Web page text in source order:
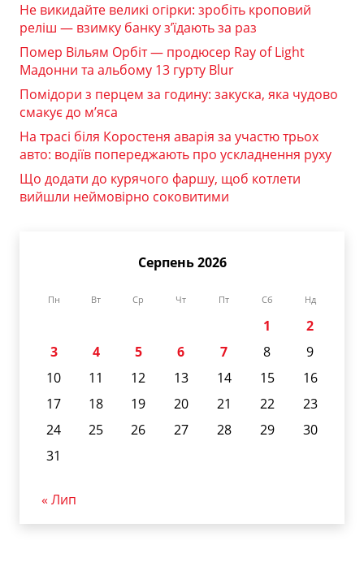
Не викидайте великі огірки: зробіть кроповий
реліш — взимку банку з’їдають за раз
Помер Вільям Орбіт — продюсер Ray of Light
Мадонни та альбому 13 гурту Blur
Помідори з перцем за годину: закуска, яка чудово
смакує до м’яса
На трасі біля Коростеня аварія за участю трьох
авто: водіїв попереджають про ускладнення руху
Що додати до курячого фаршу, щоб котлети
вийшли неймовірно соковитими
Серпень 2026
Пн Вт Ср Чт Пт Сб Нд
1
2
3
4 5 6 7 8
9
10
11 12 13 14 15
16
17
18 19 20 21 22
23
24
25 26 27 28 29
30
31
« Лип